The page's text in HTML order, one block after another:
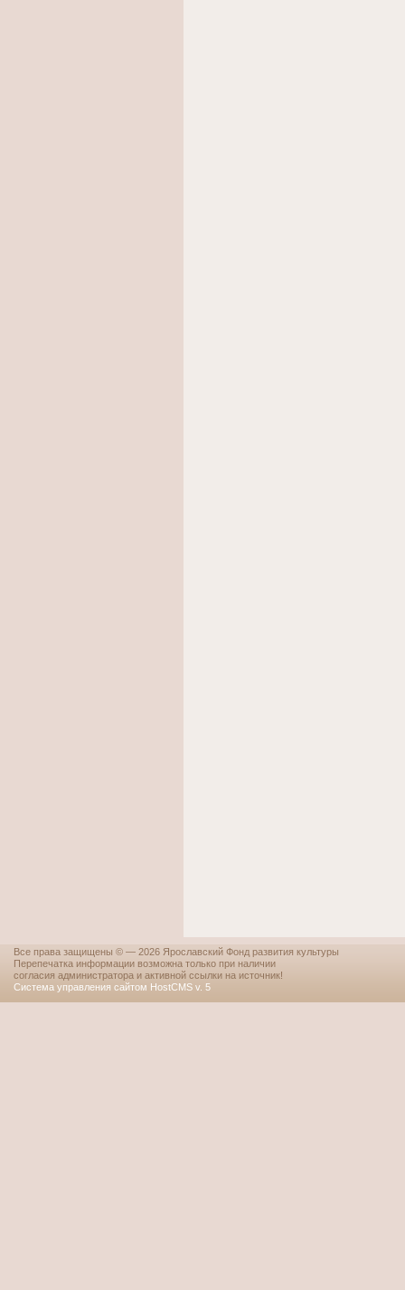
Все права защищены © — 2026 Ярославский Фонд развития культуры
Перепечатка информации возможна только при наличии
согласия администратора и активной ссылки на источник!
Система управления сайтом HostCMS v. 5